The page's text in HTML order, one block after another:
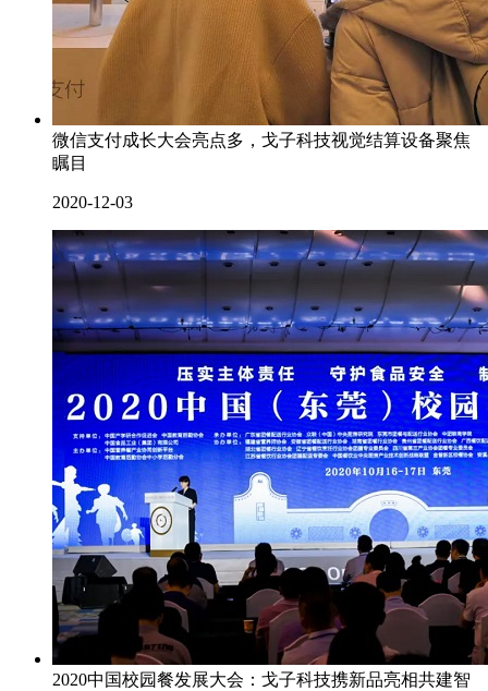
微信支付成长大会亮点多，戈子科技视觉结算设备聚焦
瞩目
2020-12-03
2020中国校园餐发展大会：戈子科技携新品亮相共建智